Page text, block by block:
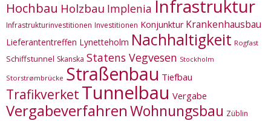
Hochbau Holzbau Implenia Infrastruktur
Infrastrukturinvestitionen Investitionen Konjunktur Krankenhausbau
Lieferantentreffen Lynetteholm Nachhaltigkeit Rogfast
Schiffstunnel Skanska Statens Vegvesen Stockholm
Storstrømbrücke Straßenbau Tiefbau
Trafikverket Tunnelbau Vergabe
VergabeverfahrenWohnungsbau Züblin